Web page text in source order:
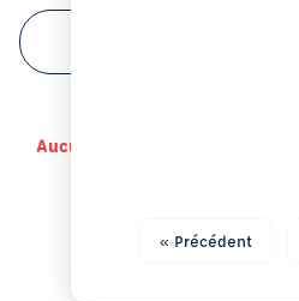
Aucun centre a des
« Précédent